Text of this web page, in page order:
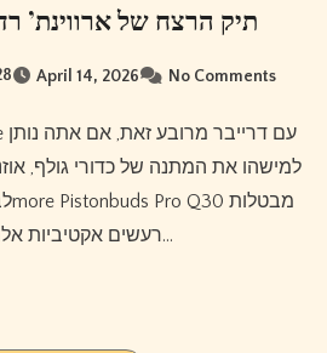
תיק הרצח של ארווינת’
April 14, 2026 No Comments
למישהו את המתנה של כדורי גולף,
רעשים אקטיביות אלחוטיות…